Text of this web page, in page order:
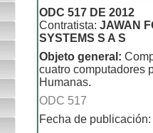
ODC 517 DE 2012
Contratista: JAWAN
SYSTEMS S A S
Objeto general:
cuatro computadores
Humanas.
ODC 517
Fecha de